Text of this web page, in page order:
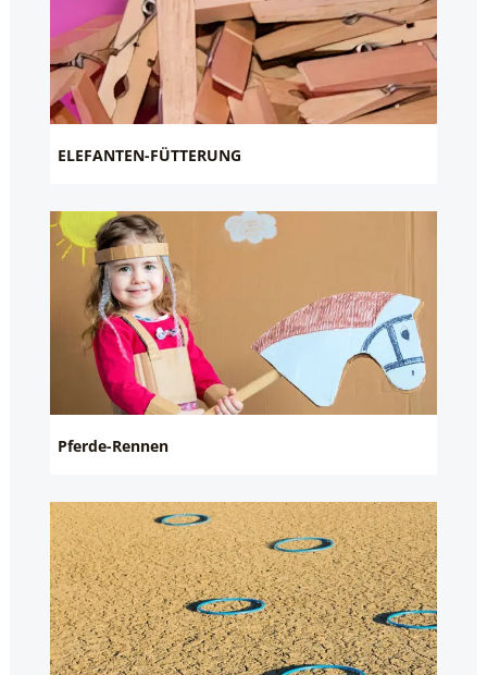
ELEFANTEN-FÜTTERUNG
Pferde-Rennen